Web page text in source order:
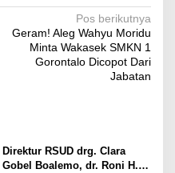
Pos berikutnya
Geram! Aleg Wahyu Moridu
Minta Wakasek SMKN 1
Gorontalo Dicopot Dari
Jabatan
Direktur RSUD drg. Clara
Gobel Boalemo, dr. Roni H.